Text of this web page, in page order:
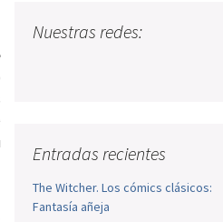
Nuestras redes:
Entradas recientes
The Witcher. Los cómics clásicos:
Fantasía añeja